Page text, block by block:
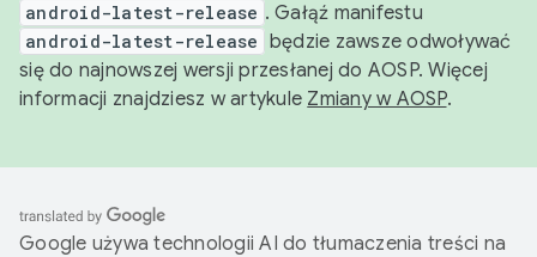
android-latest-release . Gałąź manifestu
android-latest-release będzie zawsze odwoływać
się do najnowszej wersji przesłanej do AOSP. Więcej
informacji znajdziesz w artykule Zmiany w AOSP.
Google używa technologii AI do tłumaczenia treści na